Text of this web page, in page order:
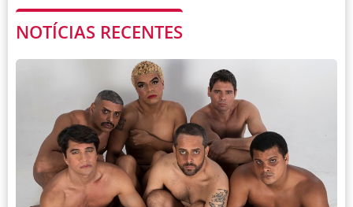
NOTÍCIAS RECENTES